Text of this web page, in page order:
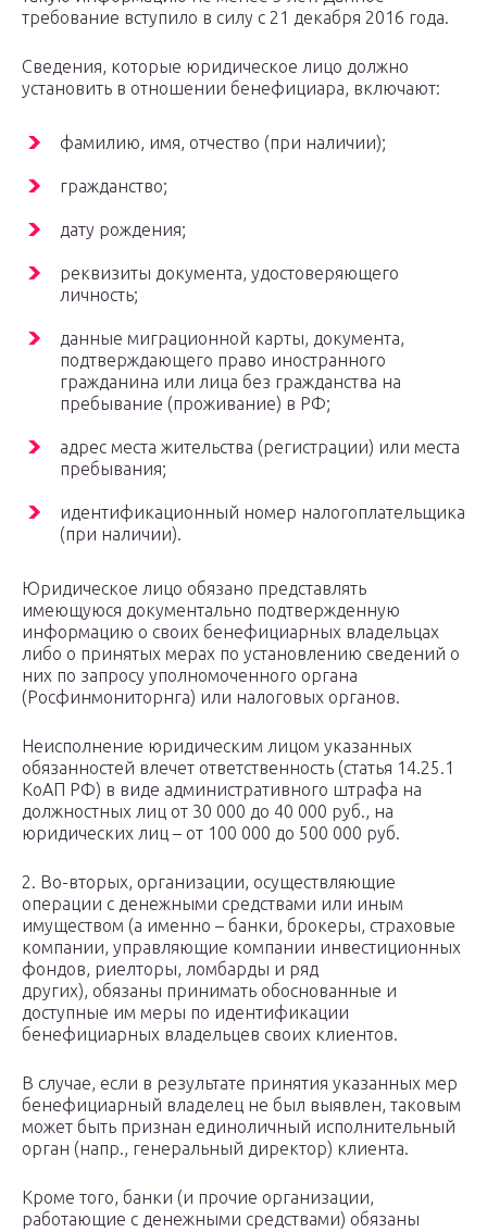
требование вступило в силу с 21 декабря 2016 года.
Cведения, которые юридическое лицо должно
установить в отношении бенефициара, включают:
фамилию, имя, отчество (при наличии);
гражданство;
дату рождения;
реквизиты документа, удостоверяющего
личность;
данные миграционной карты, документа,
подтверждающего право иностранного
гражданина или лица без гражданства на
пребывание (проживание) в РФ;
адрес места жительства (регистрации) или места
пребывания;
идентификационный номер налогоплательщика
(при наличии).
Юридическое лицо обязано представлять
имеющуюся документально подтвержденную
информацию о своих бенефициарных владельцах
либо о принятых мерах по установлению сведений о
них по запросу уполномоченного органа
(Росфинмониторнга) или налоговых органов.
Неисполнение юридическим лицом указанных
обязанностей влечет ответственность (статья 14.25.1
КоАП РФ) в виде административного штрафа на
должностных лиц от 30 000 до 40 000 руб., на
юридических лиц – от 100 000 до 500 000 руб.
2. Во-вторых, организации, осуществляющие
операции с денежными средствами или иным
имуществом (а именно – банки, брокеры, страховые
компании, управляющие компании инвестиционных
фондов, риелторы, ломбарды и ряд
других), обязаны принимать обоснованные и
доступные им меры по идентификации
бенефициарных владельцев своих клиентов.
В случае, если в результате принятия указанных мер
бенефициарный владелец не был выявлен, таковым
может быть признан единоличный исполнительный
орган (напр., генеральный директор) клиента.
Кроме того, банки (и прочие организации,
работающие с денежными средствами) обязаны